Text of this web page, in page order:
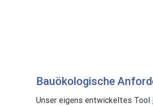
Bauökologische
Unser eigens entwickeltes Tool